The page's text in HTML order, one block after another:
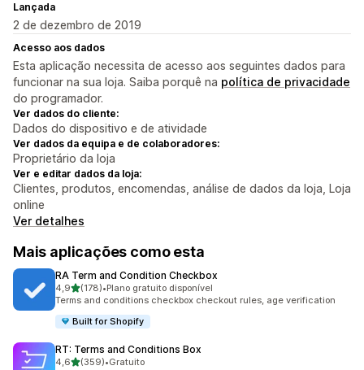
Lançada
2 de dezembro de 2019
Acesso aos dados
Esta aplicação necessita de acesso aos seguintes dados para
funcionar na sua loja. Saiba porquê na política de privacidade
do programador.
Ver dados do cliente:
Dados do dispositivo e de atividade
Ver dados da equipa e de colaboradores:
Proprietário da loja
Ver e editar dados da loja:
Clientes, produtos, encomendas, análise de dados da loja, Loja
online
Ver detalhes
Mais aplicações como esta
RA Term and Condition Checkbox
4,9de 5 estrelas
(178)
178 total de avaliações
•Plano gratuito disponível
Terms and conditions checkbox checkout rules, age verification
Built for Shopify
RT: Terms and Conditions Box
4,6de 5 estrelas
(359)
359 total de avaliações
•Gratuito